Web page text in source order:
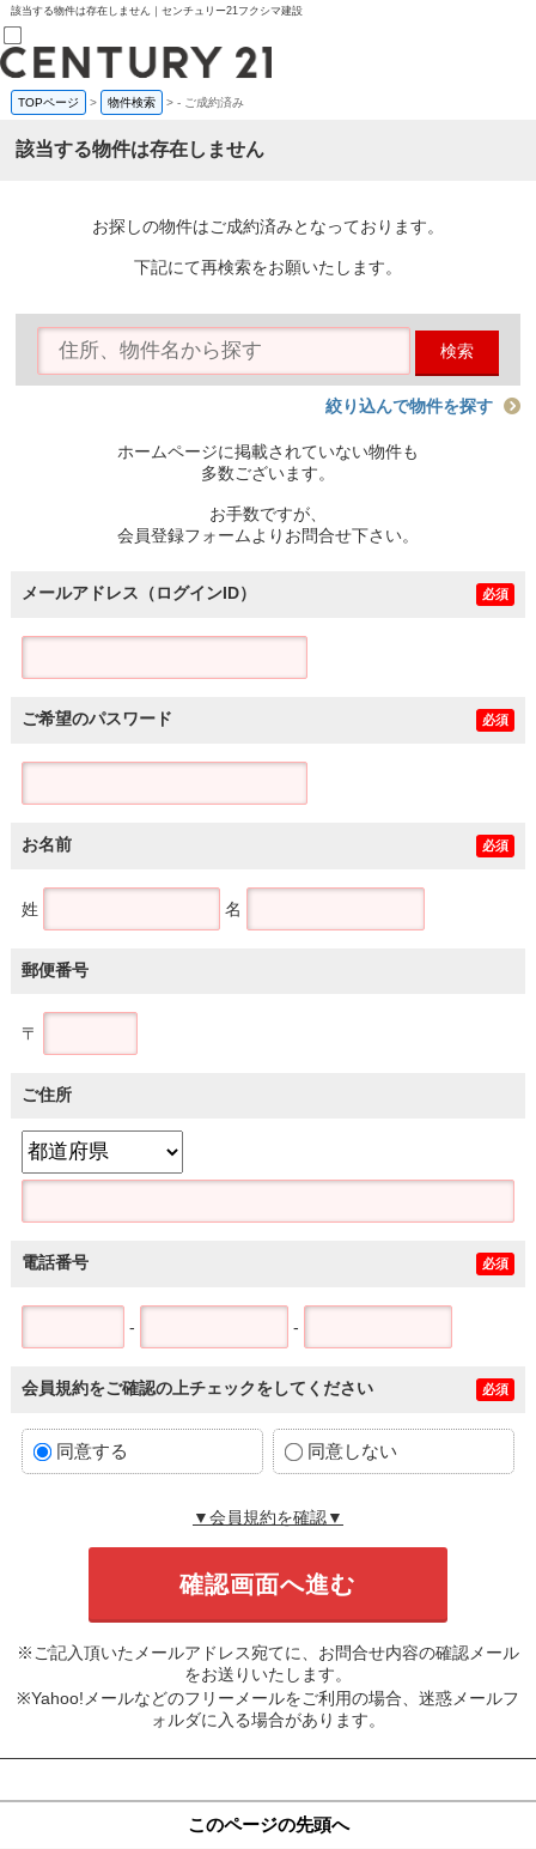
該当する物件は存在しません｜センチュリー21フクシマ建設
売買部
0120-800-844
賃貸部
会員メニュー
物件を探す
購入TOP
条件から探す
住宅ローン控除シミュレータ
TOPページ > 物件検索 >- ご成約済み
該当する物件は存在しません
お探しの物件はご成約済みとなっております。
下記にて再検索をお願いたします。
検索
絞り込んで物件を探す
ホームページに掲載されていない物件も
多数ございます。
お手数ですが、
会員登録フォームよりお問合せ下さい。
メールアドレス（ログインID） 必須
ご希望のパスワード 必須
お名前 必須
姓 名
郵便番号
〒
ご住所
電話番号 必須
- -
会員規約をご確認の上チェックをしてください 必須
同意する 同意しない
▼会員規約を確認▼
※ご記入頂いたメールアドレス宛てに、お問合せ内容の確認メール
をお送りいたします。
※Yahoo!メールなどのフリーメールをご利用の場合、迷惑メールフ
ォルダに入る場合があります。
このページの先頭へ